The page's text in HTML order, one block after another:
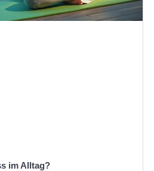
im Alltag?